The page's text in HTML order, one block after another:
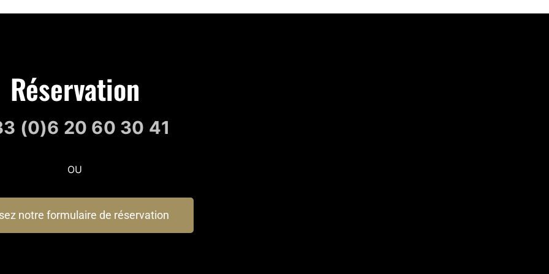
Réservation
(0)6 20 60 30 41
OU
notre formulaire de réservation